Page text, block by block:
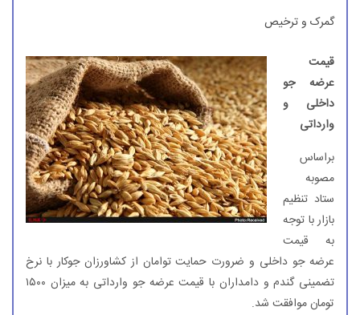
گمرک و ترخیص
قیمت
عرضه جو
داخلی و
وارداتی
براساس
مصوبه
ستاد تنظیم
بازار با توجه
به قیمت
عرضه جو داخلی و ضرورت حمایت توامان از کشاورزان جوکار با نرخ
تضمینی گندم و دامداران با قیمت عرضه جو وارداتی به میزان ۱۵۰۰
تومان موافقت شد.